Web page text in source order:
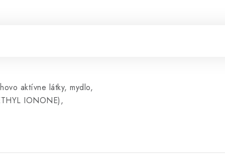
aktívne látky, mydlo,
IONONE),